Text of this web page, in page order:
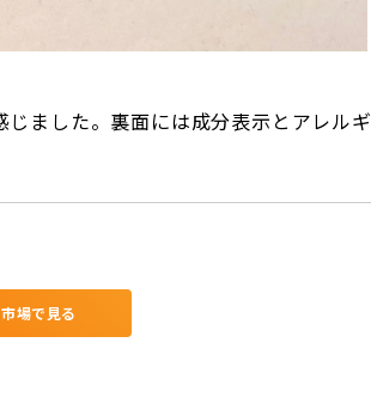
ました。裏面には成分表示とアレルギ
場で見る